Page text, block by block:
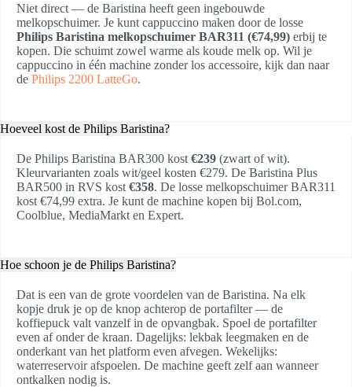
Niet direct — de Baristina heeft geen ingebouwde
melkopschuimer. Je kunt cappuccino maken door de losse
Philips Baristina melkopschuimer BAR311 (€74,99) erbij te
kopen. Die schuimt zowel warme als koude melk op. Wil je
cappuccino in één machine zonder los accessoire, kijk dan naar
de Philips 2200 LatteGo.
Hoeveel kost de Philips Baristina?
De Philips Baristina BAR300 kost €239 (zwart of wit).
Kleurvarianten zoals wit/geel kosten €279. De Baristina Plus
BAR500 in RVS kost €358. De losse melkopschuimer BAR311
kost €74,99 extra. Je kunt de machine kopen bij Bol.com,
Coolblue, MediaMarkt en Expert.
Hoe schoon je de Philips Baristina?
Dat is een van de grote voordelen van de Baristina. Na elk
kopje druk je op de knop achterop de portafilter — de
koffiepuck valt vanzelf in de opvangbak. Spoel de portafilter
even af onder de kraan. Dagelijks: lekbak leegmaken en de
onderkant van het platform even afvegen. Wekelijks:
waterreservoir afspoelen. De machine geeft zelf aan wanneer
ontkalken nodig is.